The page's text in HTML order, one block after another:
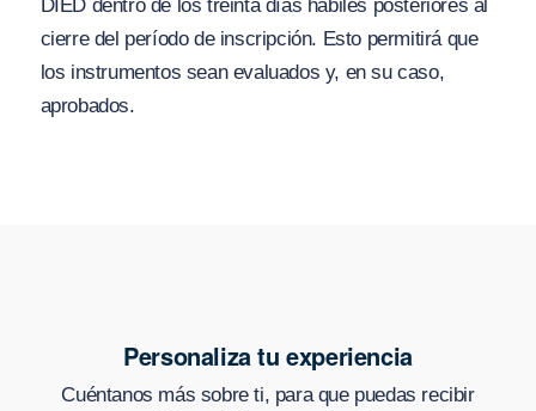
DIED dentro de los treinta días hábiles posteriores al
cierre del período de inscripción. Esto permitirá que
los instrumentos sean evaluados y, en su caso,
aprobados.
Personaliza tu experiencia
Cuéntanos más sobre ti, para que puedas recibir